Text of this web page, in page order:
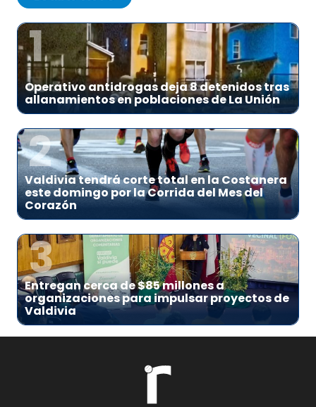
1
Operativo antidrogas deja 8 detenidos tras
allanamientos en poblaciones de La Unión
2
Valdivia tendrá corte total en la Costanera
este domingo por la Corrida del Mes del
Corazón
3
Entregan cerca de $85 millones a
organizaciones para impulsar proyectos de
Valdivia